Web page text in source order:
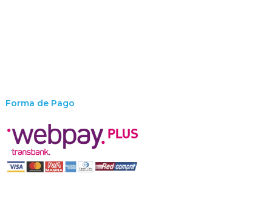
Forma de Pago